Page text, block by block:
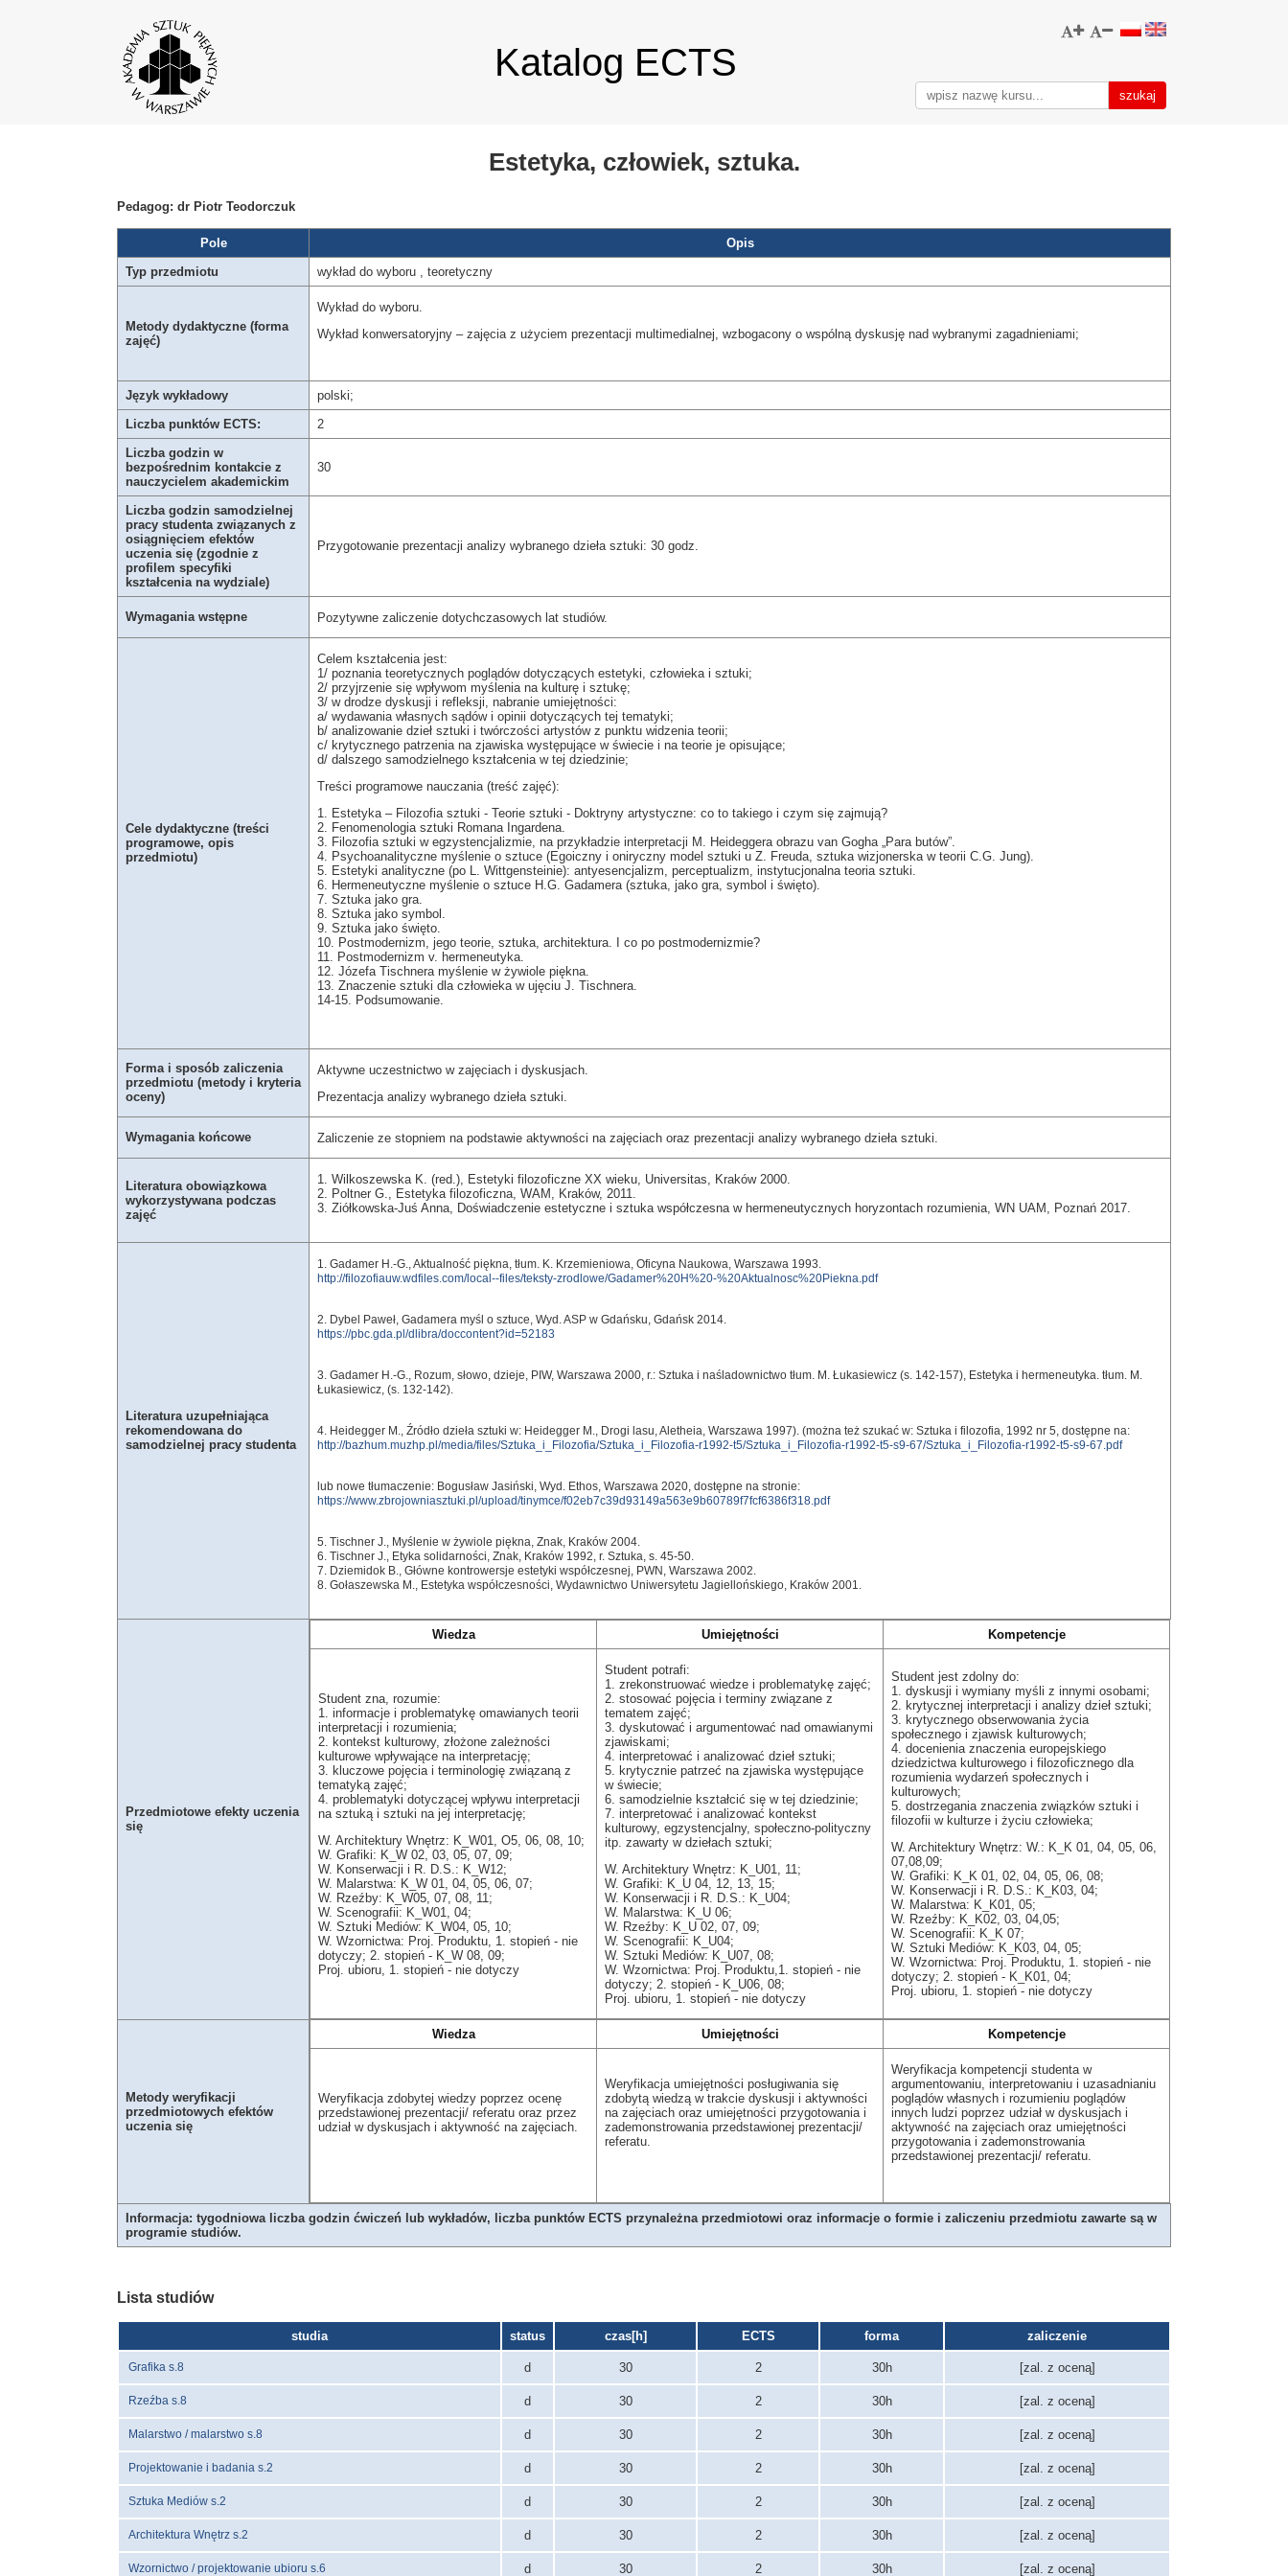
Katalog ECTS
Estetyka, człowiek, sztuka.
Pedagog: dr Piotr Teodorczuk
Pole
Opis
Typ przedmiotu
wykład do wyboru , teoretyczny
Metody dydaktyczne (forma
zajęć)
Wykład do wyboru.
Wykład konwersatoryjny – zajęcia z użyciem prezentacji multimedialnej, wzbogacony o wspólną dyskusję nad wybranymi zagadnieniami;
Język wykładowy
polski;
Liczba punktów ECTS:
2
Liczba godzin w
bezpośrednim kontakcie z
nauczycielem akademickim
30
Liczba godzin samodzielnej
pracy studenta związanych z
osiągnięciem efektów
uczenia się (zgodnie z
profilem specyfiki
kształcenia na wydziale)
Przygotowanie prezentacji analizy wybranego dzieła sztuki: 30 godz.
Wymagania wstępne Pozytywne zaliczenie dotychczasowych lat studiów.
Cele dydaktyczne (treści
programowe, opis
przedmiotu)
Celem kształcenia jest:
1/ poznania teoretycznych poglądów dotyczących estetyki, człowieka i sztuki;
2/ przyjrzenie się wpływom myślenia na kulturę i sztukę;
3/ w drodze dyskusji i refleksji, nabranie umiejętności:
a/ wydawania własnych sądów i opinii dotyczących tej tematyki;
b/ analizowanie dzieł sztuki i twórczości artystów z punktu widzenia teorii;
c/ krytycznego patrzenia na zjawiska występujące w świecie i na teorie je opisujące;
d/ dalszego samodzielnego kształcenia w tej dziedzinie;
Treści programowe nauczania (treść zajęć):
1. Estetyka – Filozofia sztuki - Teorie sztuki - Doktryny artystyczne: co to takiego i czym się zajmują?
2. Fenomenologia sztuki Romana Ingardena.
3. Filozofia sztuki w egzystencjalizmie, na przykładzie interpretacji M. Heideggera obrazu van Gogha „Para butów”.
4. Psychoanalityczne myślenie o sztuce (Egoiczny i oniryczny model sztuki u Z. Freuda, sztuka wizjonerska w teorii C.G. Jung).
5. Estetyki analityczne (po L. Wittgensteinie): antyesencjalizm, perceptualizm, instytucjonalna teoria sztuki.
6. Hermeneutyczne myślenie o sztuce H.G. Gadamera (sztuka, jako gra, symbol i święto).
7. Sztuka jako gra.
8. Sztuka jako symbol.
9. Sztuka jako święto.
10. Postmodernizm, jego teorie, sztuka, architektura. I co po postmodernizmie?
11. Postmodernizm v. hermeneutyka.
12. Józefa Tischnera myślenie w żywiole piękna.
13. Znaczenie sztuki dla człowieka w ujęciu J. Tischnera.
14-15. Podsumowanie.
Forma i sposób zaliczenia
przedmiotu (metody i kryteria
oceny)
Aktywne uczestnictwo w zajęciach i dyskusjach.
Prezentacja analizy wybranego dzieła sztuki.
Wymagania końcowe Zaliczenie ze stopniem na podstawie aktywności na zajęciach oraz prezentacji analizy wybranego dzieła sztuki.
Literatura obowiązkowa
wykorzystywana podczas
zajęć
1. Wilkoszewska K. (red.), Estetyki filozoficzne XX wieku, Universitas, Kraków 2000.
2. Poltner G., Estetyka filozoficzna, WAM, Kraków, 2011.
3. Ziółkowska-Juś Anna, Doświadczenie estetyczne i sztuka współczesna w hermeneutycznych horyzontach rozumienia, WN UAM, Poznań 2017.
Literatura uzupełniająca
rekomendowana do
samodzielnej pracy studenta
1. Gadamer H.-G., Aktualność piękna, tłum. K. Krzemieniowa, Oficyna Naukowa, Warszawa 1993.
http://filozofiauw.wdfiles.com/local--files/teksty-zrodlowe/Gadamer%20H%20-%20Aktualnosc%20Piekna.pdf
2. Dybel Paweł, Gadamera myśl o sztuce, Wyd. ASP w Gdańsku, Gdańsk 2014.
https://pbc.gda.pl/dlibra/doccontent?id=52183
3. Gadamer H.-G., Rozum, słowo, dzieje, PIW, Warszawa 2000, r.: Sztuka i naśladownictwo tłum. M. Łukasiewicz (s. 142-157), Estetyka i hermeneutyka. tłum. M.
Łukasiewicz, (s. 132-142).
4. Heidegger M., Źródło dzieła sztuki w: Heidegger M., Drogi lasu, Aletheia, Warszawa 1997). (można też szukać w: Sztuka i filozofia, 1992 nr 5, dostępne na:
http://bazhum.muzhp.pl/media/files/Sztuka_i_Filozofia/Sztuka_i_Filozofia-r1992-t5/Sztuka_i_Filozofia-r1992-t5-s9-67/Sztuka_i_Filozofia-r1992-t5-s9-67.pdf
lub nowe tłumaczenie: Bogusław Jasiński, Wyd. Ethos, Warszawa 2020, dostępne na stronie:
https://www.zbrojowniasztuki.pl/upload/tinymce/f02eb7c39d93149a563e9b60789f7fcf6386f318.pdf
5. Tischner J., Myślenie w żywiole piękna, Znak, Kraków 2004.
6. Tischner J., Etyka solidarności, Znak, Kraków 1992, r. Sztuka, s. 45-50.
7. Dziemidok B., Główne kontrowersje estetyki współczesnej, PWN, Warszawa 2002.
8. Gołaszewska M., Estetyka współczesności, Wydawnictwo Uniwersytetu Jagiellońskiego, Kraków 2001.
Przedmiotowe efekty uczenia
się
Wiedza Umiejętności Kompetencje
Student zna, rozumie:
1. informacje i problematykę omawianych teorii
interpretacji i rozumienia;
2. kontekst kulturowy, złożone zależności
kulturowe wpływające na interpretację;
3. kluczowe pojęcia i terminologię związaną z
tematyką zajęć;
4. problematyki dotyczącej wpływu interpretacji
na sztuką i sztuki na jej interpretację;
W. Architektury Wnętrz: K_W01, O5, 06, 08, 10;
W. Grafiki: K_W 02, 03, 05, 07, 09;
W. Konserwacji i R. D.S.: K_W12;
W. Malarstwa: K_W 01, 04, 05, 06, 07;
W. Rzeźby: K_W05, 07, 08, 11;
W. Scenografii: K_W01, 04;
W. Sztuki Mediów: K_W04, 05, 10;
W. Wzornictwa: Proj. Produktu, 1. stopień - nie
dotyczy; 2. stopień - K_W 08, 09;
Proj. ubioru, 1. stopień - nie dotyczy
Student potrafi:
1. zrekonstruować wiedze i problematykę zajęć;
2. stosować pojęcia i terminy związane z
tematem zajęć;
3. dyskutować i argumentować nad omawianymi
zjawiskami;
4. interpretować i analizować dzieł sztuki;
5. krytycznie patrzeć na zjawiska występujące
w świecie;
6. samodzielnie kształcić się w tej dziedzinie;
7. interpretować i analizować kontekst
kulturowy, egzystencjalny, społeczno-polityczny
itp. zawarty w dziełach sztuki;
W. Architektury Wnętrz: K_U01, 11;
W. Grafiki: K_U 04, 12, 13, 15;
W. Konserwacji i R. D.S.: K_U04;
W. Malarstwa: K_U 06;
W. Rzeźby: K_U 02, 07, 09;
W. Scenografii: K_U04;
W. Sztuki Mediów: K_U07, 08;
W. Wzornictwa: Proj. Produktu,1. stopień - nie
dotyczy; 2. stopień - K_U06, 08;
Proj. ubioru, 1. stopień - nie dotyczy
Student jest zdolny do:
1. dyskusji i wymiany myśli z innymi osobami;
2. krytycznej interpretacji i analizy dzieł sztuki;
3. krytycznego obserwowania życia
społecznego i zjawisk kulturowych;
4. docenienia znaczenia europejskiego
dziedzictwa kulturowego i filozoficznego dla
rozumienia wydarzeń społecznych i
kulturowych;
5. dostrzegania znaczenia związków sztuki i
filozofii w kulturze i życiu człowieka;
W. Architektury Wnętrz: W.: K_K 01, 04, 05, 06,
07,08,09;
W. Grafiki: K_K 01, 02, 04, 05, 06, 08;
W. Konserwacji i R. D.S.: K_K03, 04;
W. Malarstwa: K_K01, 05;
W. Rzeźby: K_K02, 03, 04,05;
W. Scenografii: K_K 07;
W. Sztuki Mediów: K_K03, 04, 05;
W. Wzornictwa: Proj. Produktu, 1. stopień - nie
dotyczy; 2. stopień - K_K01, 04;
Proj. ubioru, 1. stopień - nie dotyczy
Metody weryfikacji
przedmiotowych efektów
uczenia się
Wiedza Umiejętności Kompetencje
Weryfikacja zdobytej wiedzy poprzez ocenę
przedstawionej prezentacji/ referatu oraz przez
udział w dyskusjach i aktywność na zajęciach.
Weryfikacja umiejętności posługiwania się
zdobytą wiedzą w trakcie dyskusji i aktywności
na zajęciach oraz umiejętności przygotowania i
zademonstrowania przedstawionej prezentacji/
referatu.
Weryfikacja kompetencji studenta w
argumentowaniu, interpretowaniu i uzasadnianiu
poglądów własnych i rozumieniu poglądów
innych ludzi poprzez udział w dyskusjach i
aktywność na zajęciach oraz umiejętności
przygotowania i zademonstrowania
przedstawionej prezentacji/ referatu.
Informacja: tygodniowa liczba godzin ćwiczeń lub wykładów, liczba punktów ECTS przynależna przedmiotowi oraz informacje o formie i zaliczeniu przedmiotu zawarte są w
programie studiów.
Lista studiów
studia status czas[h] ECTS forma zaliczenie
Grafika s.8 d 30 2 30h [zal. z oceną]
Rzeźba s.8 d 30 2 30h [zal. z oceną]
Malarstwo / malarstwo s.8 d 30 2 30h [zal. z oceną]
Projektowanie i badania s.2 d 30 2 30h [zal. z oceną]
Sztuka Mediów s.2 d 30 2 30h [zal. z oceną]
Architektura Wnętrz s.2 d 30 2 30h [zal. z oceną]
Wzornictwo / projektowanie ubioru s.6 d 30 2 30h [zal. z oceną]